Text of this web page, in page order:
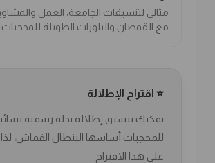
مثالي لتنسيقات الجامعة، العمل
مع القمصان والبلوزات الطويلة للمحجبات.
⭐ اقتراح الإطلالة
يمكنكِ تنسيق إطلالة بدلة رسمية
للمحجبات أساسها البنطال القماش،
على هذا الاقتراح